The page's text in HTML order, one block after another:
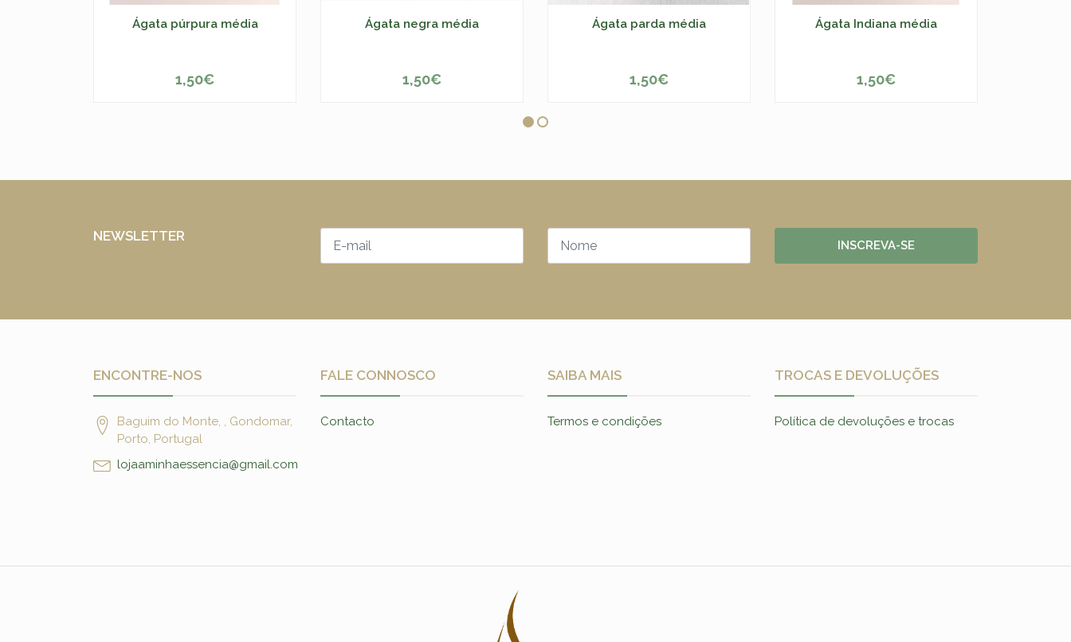
Ágata púrpura média
+
1,50€
Ágata negra média
+
1,50€
Ágata parda média
+
1,50€
Ágata Indiana média
+
1,50€
NEWSLETTER
INSCREVA-SE
ENCONTRE-NOS
Baguim do Monte, , Gondomar,
Porto, Portugal
lojaaminhaessencia@gmail.com
FALE CONNOSCO
Contacto
SAIBA MAIS
Termos e condições
TROCAS E DEVOLUÇÕES
Política de devoluções e trocas